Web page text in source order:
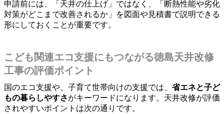
申請前には、「天井の仕上げ」ではなく、「断熱性能や劣化
対策がどこまで改善されるか」を図面や見積書で説明できる
形にしておくことが重要です。
こども関連エコ支援にもつながる徳島天井改修
工事の評価ポイント
国のエコ支援や、子育て世帯向けの支援では、 省エネと子ど
もの暮らしやすさがキーワードになります。天井改修が評価
されやすいポイントは次の通りです。